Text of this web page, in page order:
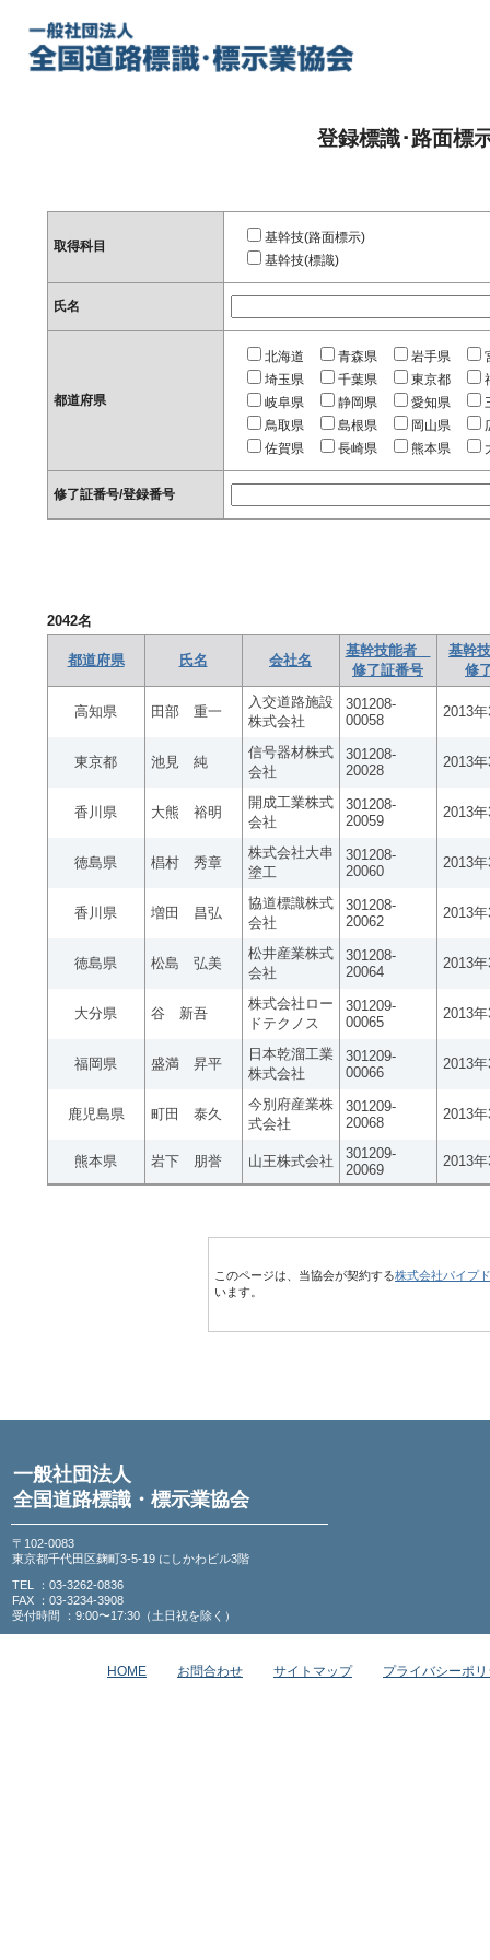
登録標識･路面標
取得科目
基幹技(路面標示)
基幹技(標識)
氏名
都道府県
北海道 青森県 岩手県
埼玉県
千葉県 東京都
岐阜県
静岡県 愛知県
鳥取県
島根県 岡山県
佐賀県
長崎県 熊本県
修了証番号/登録番号
2042名
都道府県 氏名 会社名
基幹技能者
修了証番号
基幹
修
高知県 田部 重一
入交道路施設
株式会社
301208-
00058
2013
東京都 池見 純
信号器材株式
会社
301208-
20028
2013
香川県 大熊 裕明
開成工業株式
会社
301208-
20059
2013
徳島県 椙村 秀章
株式会社大串
塗工
301208-
20060
2013
香川県 増田 昌弘
協道標識株式
会社
301208-
20062
2013
徳島県 松島 弘美
松井産業株式
会社
301208-
20064
2013
大分県 谷 新吾
株式会社ロー
ドテクノス
301209-
00065
2013
福岡県 盛満 昇平
日本乾溜工業
株式会社
301209-
00066
2013
鹿児島県 町田 泰久
今別府産業株
式会社
301209-
20068
2013
熊本県 岩下 朋誉 山王株式会社
301209-
20069
2013
このページは、当協会が契約する株式会社パイプ
います。
一般社団法人
全国道路標識・標示業協会
〒102-0083
東京都千代田区麹町3-5-19 にしかわビル3階
TEL ：03-3262-0836
FAX ：03-3234-3908
受付時間 ：9:00〜17:30（土日祝を除く）
HOME お問合わせ サイトマップ プライバシーポ